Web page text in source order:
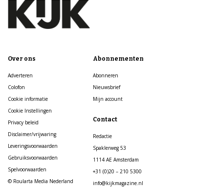
Over ons
Adverteren
Colofon
Cookie informatie
Cookie Instellingen
Privacy beleid
Disclaimer/vrijwaring
Leveringsvoorwaarden
Gebruiksvoorwaarden
Spelvoorwaarden
© Roularta Media Nederland
Abonnementen
Abonneren
Nieuwsbrief
Mijn account
Contact
Redactie
Spaklerweg 53
1114 AE Amsterdam
+31 (0)20 – 210 5300
info@kijkmagazine.nl